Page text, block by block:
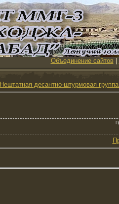
Объединение сайтов|
Нештатная десантно-штурмовая